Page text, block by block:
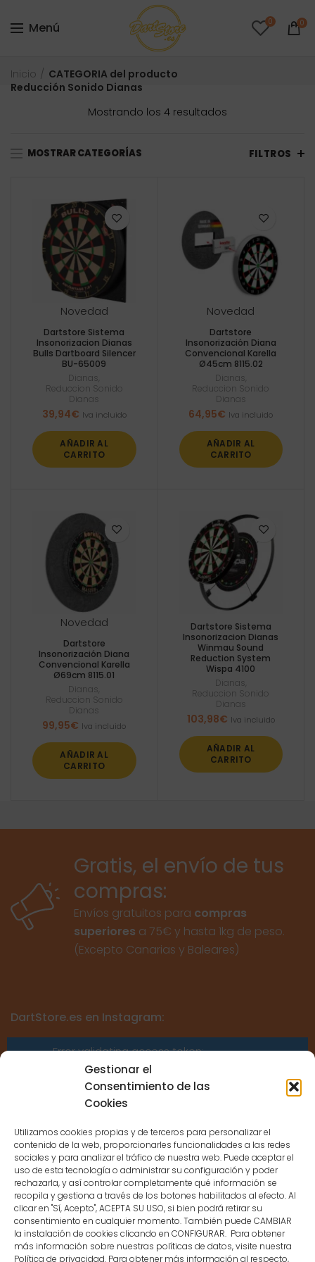
Gestionar el
Consentimiento de las
Cookies
Utilizamos cookies propias y de terceros para personalizar el
contenido de la web, proporcionarles funcionalidades a las redes
sociales y para analizar el tráfico de nuestra web. Puede aceptar el
uso de esta tecnología o administrar su configuración y poder
rechazarla, y así controlar completamente qué información se
recopila y gestiona a través de los botones habilitados al efecto. Al
clicar en "Sí, Acepto", ACEPTA SU USO, si bien podrá retirar su
consentimiento en cualquier momento. También puede CAMBIAR
la instalación de cookies clicando en CONFIGURAR. Para obtener
más información sobre nuestras políticas de datos, visite nuestra
Política de privacidad. Para obtener más información al respecto,
Menú 0 0
Inicio
CATEGORIA del producto
Reducción Sonido Dianas
Mostrando los 4 resultados
MOSTRAR CATEGORÍAS FILTROS
Novedad
Dartstore Sistema
Insonorizacion Dianas
Bulls Dartboard Silencer
BU-65009
Dianas
Reduccion Sonido
Dianas
39,94€ Iva incluido
AÑADIR AL
CARRITO
Novedad
Dartstore
Insonorización Diana
Convencional Karella
Ø45cm 8115.02
Dianas
Reduccion Sonido
Dianas
64,95€ Iva incluido
AÑADIR AL
CARRITO
Novedad
Dartstore
Insonorización Diana
Convencional Karella
Ø69cm 8115.01
Dianas
Reduccion Sonido
Dianas
99,95€ Iva incluido
AÑADIR AL
CARRITO
Dartstore Sistema
Insonorizacion Dianas
Winmau Sound
Reduction System
Wispa 4100
Dianas
Reduccion Sonido
Dianas
103,98€ Iva incluido
AÑADIR AL
CARRITO
Gratis, el envío de tus
compras:
Envíos gratuitos para compras
superiores a 75€ y hasta 1kg de peso.
(Excepto Canarias y Baleares)
DartStore.es en Instagram:
Error validating access token:
Sessions for the user are not allowed
because the user is not a confirmed
CONTACTO
MENÚ PRINCIPAL